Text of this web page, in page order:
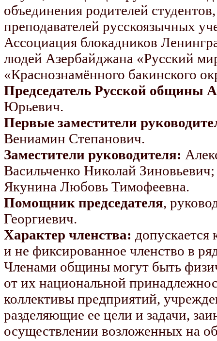
объединения родителей
преподавателей русскоязычных
Ассоциация блокадников
людей Азербайджана «Русский
«Краснознамённого бакинского
Председатель Русской общины
Юрьевич.
Первые заместители
Вениамин Степанович.
Заместители руководителя:
Васильченко Николай
Якунина Любовь Тимофеевна.
Помощник председателя,
Георгиевич.
Характер членства: допускается
и не фиксированное членство в
Членами общины могут быть
от их национальной
коллективы предприятий,
разделяющие ее цели и задачи,
осуществлении возложенных на